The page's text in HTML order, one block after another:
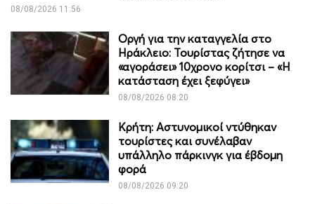
08/08/2026 11:56
Οργή για την καταγγελία στο
Ηράκλειο: Τουρίστας ζήτησε να
«αγοράσει» 10χρονο κορίτσι – «Η
κατάσταση έχει ξεφύγει»
08/08/2026 08:20
Κρήτη: Αστυνομικοί ντύθηκαν
τουρίστες και συνέλαβαν
υπάλληλο πάρκινγκ για έβδομη
φορά
08/08/2026 09:20